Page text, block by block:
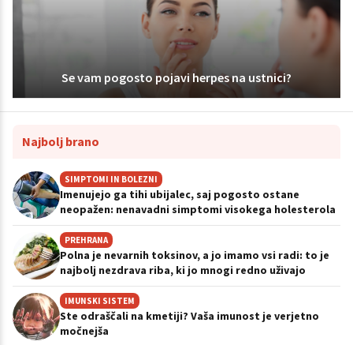
Se vam pogosto pojavi herpes na ustnici?
Najbolj brano
SIMPTOMI IN BOLEZNI
Imenujejo ga tihi ubijalec, saj pogosto ostane
neopažen: nenavadni simptomi visokega holesterola
PREHRANA
Polna je nevarnih toksinov, a jo imamo vsi radi: to je
najbolj nezdrava riba, ki jo mnogi redno uživajo
IMUNSKI SISTEM
Ste odraščali na kmetiji? Vaša imunost je verjetno
močnejša